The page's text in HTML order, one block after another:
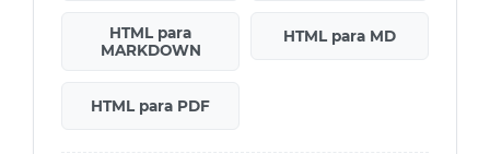
HTML para
MARKDOWN
HTML para MD
HTML para PDF